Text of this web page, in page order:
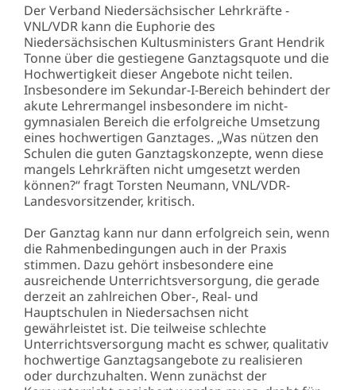
Der Verband Niedersächsischer Lehrkräfte -
VNL/VDR kann die Euphorie des
Niedersächsischen Kultusministers Grant Hendrik
Tonne über die gestiegene Ganztagsquote und die
Hochwertigkeit dieser Angebote nicht teilen.
Insbesondere im Sekundar-I-Bereich behindert der
akute Lehrermangel insbesondere im nicht-
gymnasialen Bereich die erfolgreiche Umsetzung
eines hochwertigen Ganztages. „Was nützen den
Schulen die guten Ganztagskonzepte, wenn diese
mangels Lehrkräften nicht umgesetzt werden
können?“ fragt Torsten Neumann, VNL/VDR-
Landesvorsitzender, kritisch.
Der Ganztag kann nur dann erfolgreich sein, wenn
die Rahmenbedingungen auch in der Praxis
stimmen. Dazu gehört insbesondere eine
ausreichende Unterrichtsversorgung, die gerade
derzeit an zahlreichen Ober-, Real- und
Hauptschulen in Niedersachsen nicht
gewährleistet ist. Die teilweise schlechte
Unterrichtsversorgung macht es schwer, qualitativ
hochwertige Ganztagsangebote zu realisieren
oder durchzuhalten. Wenn zunächst der